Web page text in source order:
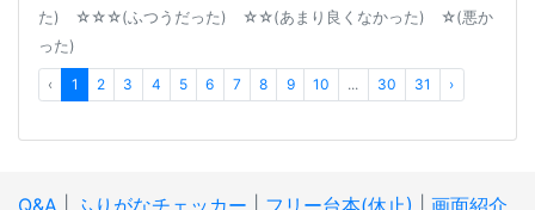
た) ☆☆☆(ふつうだった) ☆☆(あまり良くなかった) ☆(悪か
った)
‹ 1 2 3 4 5 6 7 8 9 10 ... 30 31 ›
Q&A ふりがなチェッカー フリー台本(休止) 画面紹介